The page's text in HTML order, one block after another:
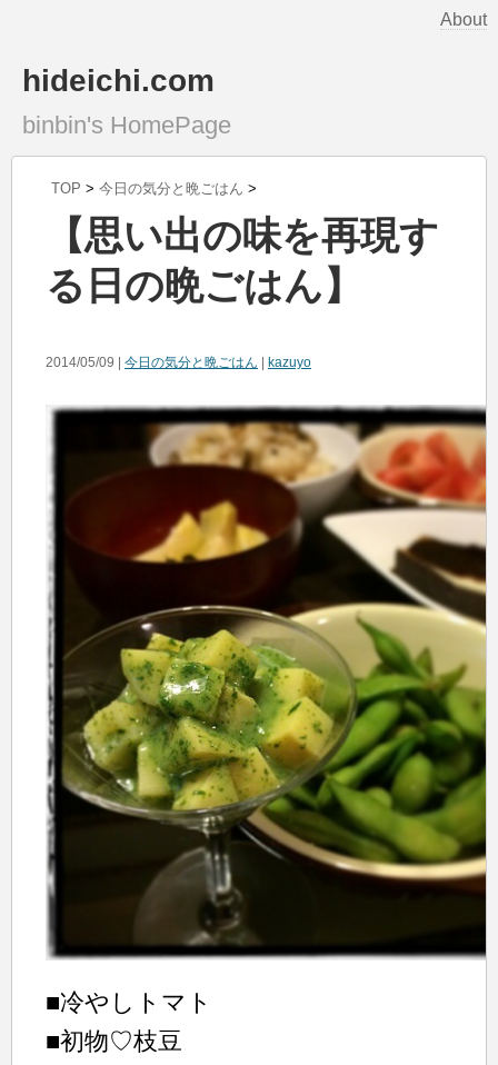
About
hideichi.com
binbin's HomePage
TOP > 今日の気分と晩ごはん >
【思い出の味を再現す
る日の晩ごはん】
2014/05/09 | 今日の気分と晩ごはん kazuyo
■冷やしトマト
■初物♡枝豆